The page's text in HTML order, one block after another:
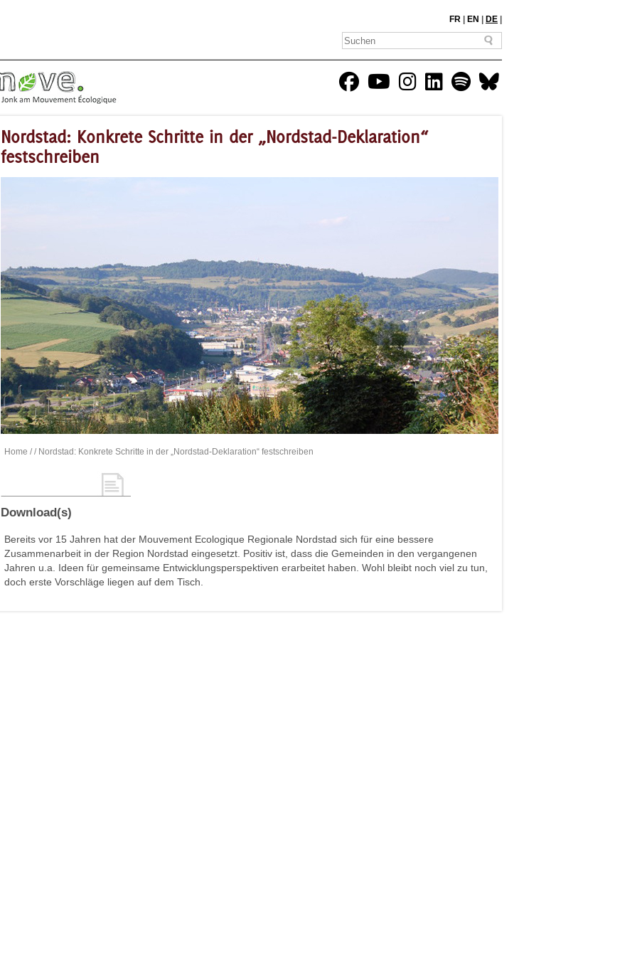
FR EN DE
Nordstad: Konkrete Schritte in der „Nordstad-Deklaration“
festschreiben
Home // Nordstad: Konkrete Schritte in der „Nordstad-Deklaration“ festschreiben
Download(s)
Bereits vor 15 Jahren hat der Mouvement Ecologique Regionale Nordstad sich für eine bessere
Zusammenarbeit in der Region Nordstad eingesetzt. Positiv ist, dass die Gemeinden in den vergangenen
Jahren u.a. Ideen für gemeinsame Entwicklungsperspektiven erarbeitet haben. Wohl bleibt noch viel zu tun,
doch erste Vorschläge liegen auf dem Tisch.